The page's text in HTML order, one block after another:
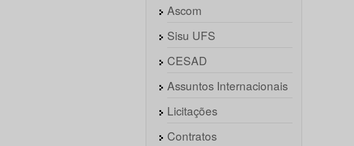
Ascom
Sisu UFS
CESAD
Assuntos Internacionais
Licitações
Contratos